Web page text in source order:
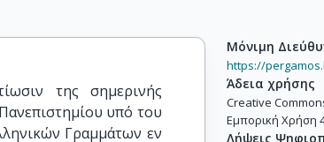
της σημερινής
υπό του
Γραμμάτων εν
Μόνιμη
https://
Άδεια χρήσης
Creative
Εμπορική Χρήση
Λήψεις